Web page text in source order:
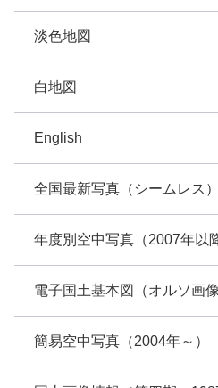
淡色地図
白地図
English
全国最新写真（シームレス）
年度別空中写真（2007年以
電子国土基本図（オルソ画
簡易空中写真（2004年～）